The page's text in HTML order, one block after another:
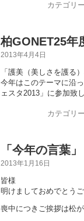
カテゴリ
柏GONET25年
2013年4月4日
「護美（美しさを護る
今年はこのテーマに沿
ェスタ2013」に参加致
カテゴリ
「今年の言葉」
2013年1月16日
皆様
明けましておめでとうご
喪中につきご挨拶は松